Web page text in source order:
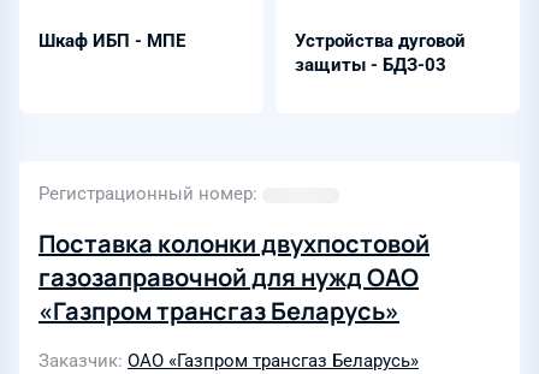
Шкаф ИБП - МПЕ
Устройства дуговой
защиты - БДЗ-03
Регистрационный номер
Поставка колонки двухпостовой
газозаправочной для нужд ОАО
«Газпром трансгаз Беларусь»
Заказчик ОАО «Газпром трансгаз Беларусь»